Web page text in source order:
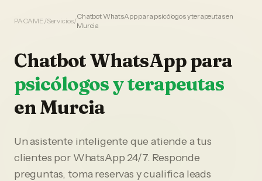
PACAME/Servicios/
Chatbot WhatsApp para psicólogos y terapeutas en
Murcia
Chatbot WhatsApppara
psicólogos y terapeutas
enMurcia
Un asistente inteligente que atiende a tus
clientes por WhatsApp 24/7. Responde
preguntas, toma reservas y cualifica leads